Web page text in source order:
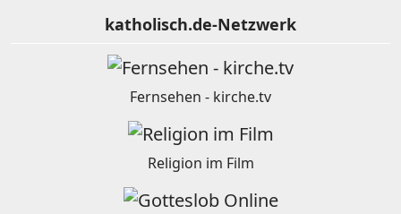
katholisch.de-Netzwerk
Fernsehen - kirche.tv
Religion im Film